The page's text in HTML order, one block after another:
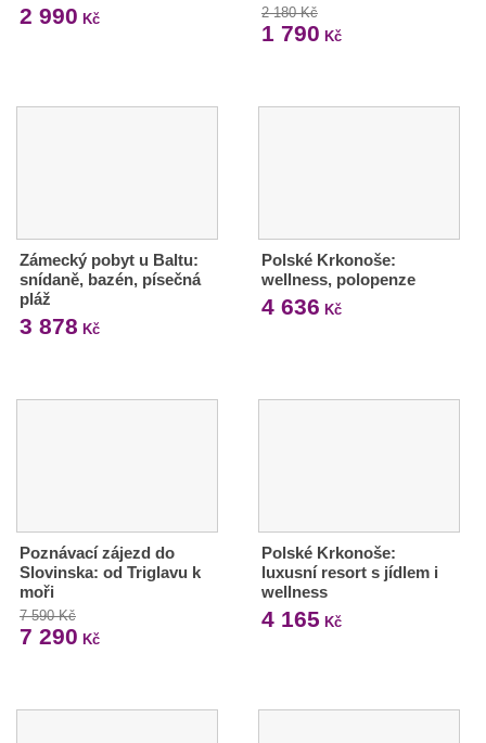
2 990 Kč 2 180 Kč
1 790 Kč
Zámecký pobyt u Baltu:
snídaně, bazén, písečná
pláž
3 878 Kč
Polské Krkonoše:
wellness, polopenze
4 636 Kč
Poznávací zájezd do
Slovinska: od Triglavu k
moři
7 590 Kč
7 290 Kč
Polské Krkonoše:
luxusní resort s jídlem i
wellness
4 165 Kč